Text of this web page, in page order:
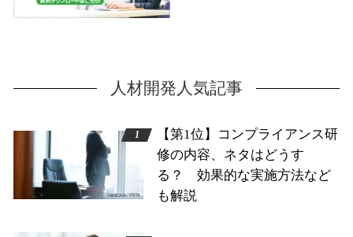
人材開発人気記事
【第1位】コンプライアンス研
修の内容、ネタはどうす
る？ 効果的な実施方法など
も解説